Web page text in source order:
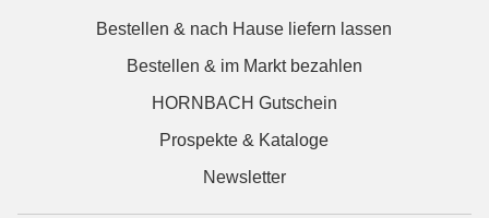
Bestellen & nach Hause liefern lassen
Bestellen & im Markt bezahlen
HORNBACH Gutschein
Prospekte & Kataloge
Newsletter